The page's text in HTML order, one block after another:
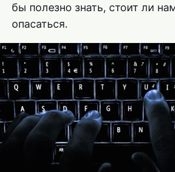
бы полезно знать, стоит ли
опасаться.